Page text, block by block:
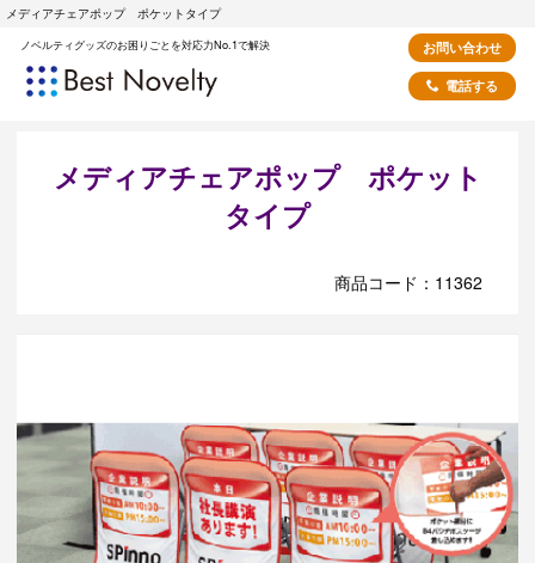
メディアチェアポップ ポケットタイプ
ノベルティグッズのお困りごとを対応力No.1で解決
お問い合わせ
電話する
メディアチェアポップ ポケット
タイプ
商品コード：11362